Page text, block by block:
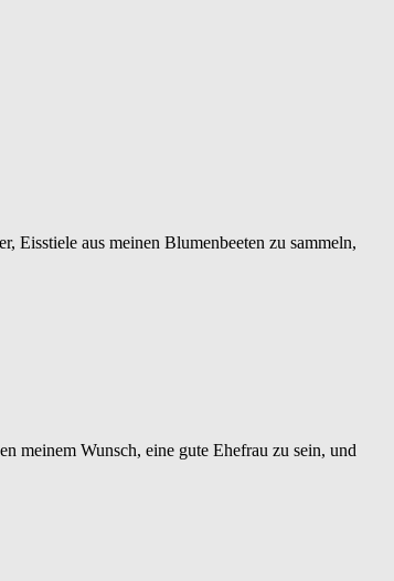
Eisstiele aus meinen Blumenbeeten zu sammeln,
meinem Wunsch, eine gute Ehefrau zu sein, und